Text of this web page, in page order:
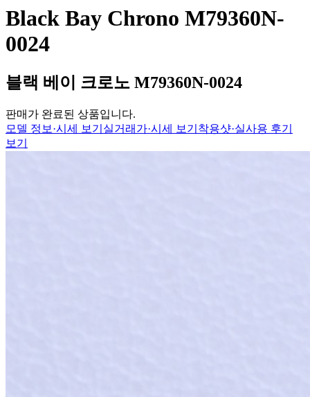
Black Bay Chrono M79360N-
0024
블랙 베이 크로노 M79360N-0024
판매가 완료된 상품입니다.
모델 정보·시세 보기 실거래가·시세 보기 착용샷·실사용 후기
보기